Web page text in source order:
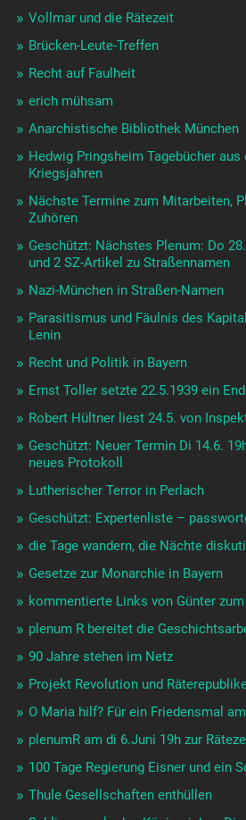
Vollmar und die Rätezeit
Brücken-Leute-Treffen
Recht auf Faulheit
erich mühsam
Anarchistische Bibliothek München
Hedwig Pringsheim Tagebücher aus
Kriegsjahren
Nächste Termine zum Mitarbeiten,
Zuhören
Geschützt: Nächstes Plenum: Do
und 2 SZ-Artikel zu Straßennamen
Nazi-München in Straßen-Namen
Parasitismus und Fäulnis des
Lenin
Recht und Politik in Bayern
Ernst Toller setzte 22.5.1939 ein
Robert Hültner liest 24.5. von
Geschützt: Neuer Termin Di 14.6.
neues Protokoll
Lutherischer Terror in Perlach
Geschützt: Expertenliste –
die Tage wandern, die Nächte
Gesetze zur Monarchie in Bayern
kommentierte Links von Günter
plenum R bereitet die
90 Jahre stehen im Netz
Projekt Revolution und
O Maria hilf? Für ein Friedensmal
plenumR am di 6.Juni 19h zur
100 Tage Regierung Eisner und ein
Thule Gesellschaften enthüllen